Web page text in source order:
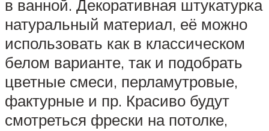
в ванной. Декоративная штукатурка
натуральный материал, её можно
использовать как в классическом
белом варианте, так и подобрать
цветные смеси, перламутровые,
фактурные и пр. Красиво будут
смотреться фрески на потолке,